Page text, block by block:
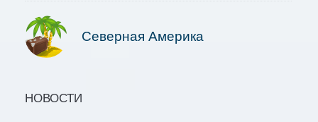
Северная Америка
НОВОСТИ